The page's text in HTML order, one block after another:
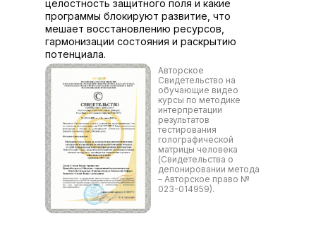
целостность защитного поля и какие
программы блокируют развитие, что
мешает восстановлению ресурсов,
гармонизации состояния и раскрытию
потенциала.
Авторское
Свидетельство на
обучающие видео
курсы по методике
интерпретации
результатов
тестирования
голографической
матрицы человека
(Свидетельства о
депонировании метода
– Авторское право №
023-014959).